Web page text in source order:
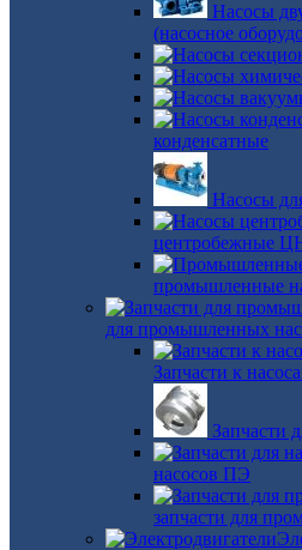
Насосы
(насосное
конденсатные
Насосы
центробежные
промышленные
для промышленных
Запчасти к
Запчасти
насосов ПЭ
запчасти для